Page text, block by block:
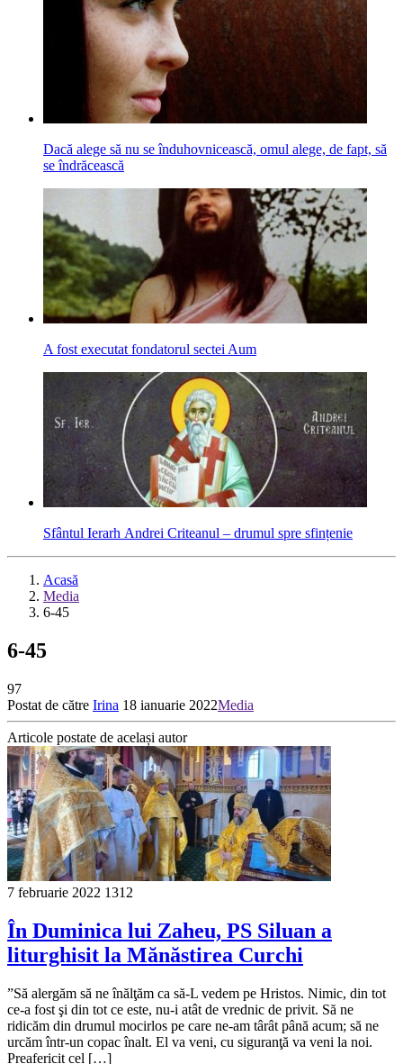
Dacă alege să nu se înduhovnicească, omul alege, de fapt, să
se îndrăcească
A fost executat fondatorul sectei Aum
Sfântul Ierarh Andrei Criteanul – drumul spre sfințenie
Acasă
Media
6-45
6-45
97
Postat de către Irina 18 ianuarie 2022Media
Articole postate de același autor
7 februarie 2022 1312
În Duminica lui Zaheu, PS Siluan a
liturghisit la Mănăstirea Curchi
”Să alergăm să ne înălţăm ca să-L vedem pe Hristos. Nimic, din tot
ce-a fost şi din tot ce este, nu-i atât de vrednic de privit. Să ne
ridicăm din drumul mocir­los pe care ne-am târât până acum; să ne
urcăm într-un copac înalt. El va veni, cu siguranţă va veni la noi.
Preafericit cel […]